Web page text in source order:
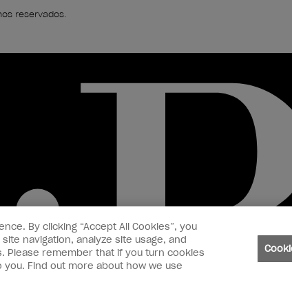
reservados.
By clicking “Accept All Cookies”, you
navigation, analyze site usage, and
Please remember that if you turn cookies
Find out more about how we use